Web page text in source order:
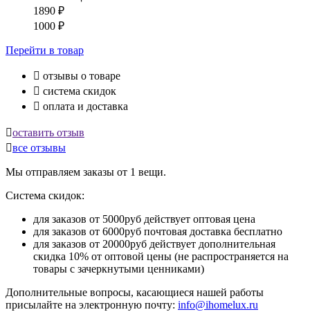
1890 ₽
1000 ₽
Перейти в товар
 отзывы о товаре
 система скидок
 оплата и доставка
оставить отзыв
все отзывы
Мы отправляем заказы от 1 вещи.
Система скидок:
для заказов от 5000руб действует оптовая цена
для заказов от 6000руб почтовая доставка бесплатно
для заказов от 20000руб действует дополнительная
скидка 10% от оптовой цены (не распространяется на
товары с зачеркнутыми ценниками)
Дополнительные вопросы, касающиеся нашей работы
присылайте на электронную почту: info@ihomelux.ru